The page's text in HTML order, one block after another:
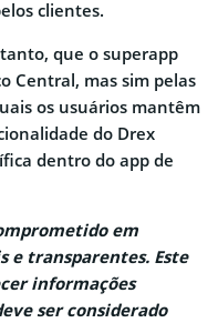
clientes.
que o superapp
Central, mas sim pelas
os usuários mantêm
do Drex
dentro do app de
em
e transparentes. Este
informações
ser considerado